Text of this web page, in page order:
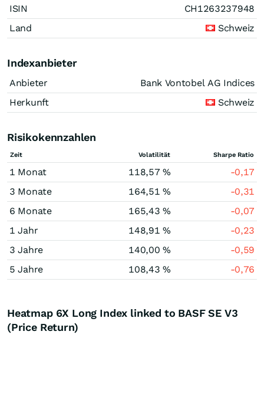
ISIN
CH1263237948
Land
Schweiz
Indexanbieter
Anbieter
Bank Vontobel AG Indices
Herkunft
Schweiz
Risikokennzahlen
Zeit Volatilität Sharpe Ratio
1 Monat 118,57 %
-0,17
3 Monate
164,51 %
-0,31
6 Monate
165,43 %
-0,07
1 Jahr
148,91 %
-0,23
3 Jahre
140,00 %
-0,59
5 Jahre
108,43 % -0,76
Heatmap 6X Long Index linked to BASF SE V3
(Price Return)